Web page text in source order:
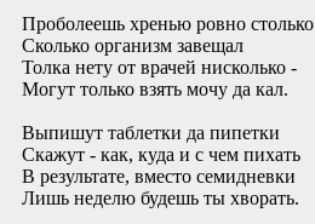
Проболеешь хренью ровно столько
Сколько организм завещал
Толка нету от врачей нисколько -
Могут только взять мочу да кал.
Выпишут таблетки да пипетки
Скажут - как, куда и с чем пихать
В результате, вместо семидневки
Лишь неделю будешь ты хворать.